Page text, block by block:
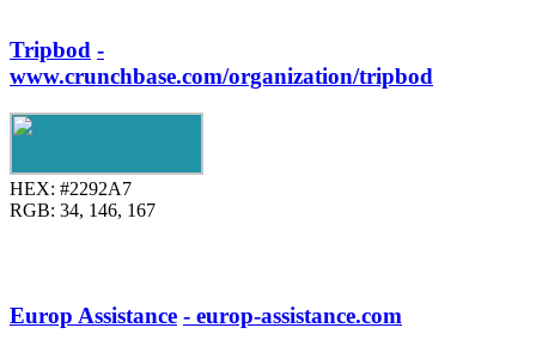
Tripbod -
www.crunchbase.com/organization/tripbod
HEX: #2292A7
RGB: 34, 146, 167
Europ Assistance - europ-assistance.com